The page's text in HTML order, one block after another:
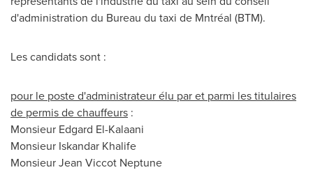
d'administration du Bureau du taxi de Mntréal (BTM).
Les candidats sont :
pour le poste d'administrateur élu par et parmi les titulaires
de permis de chauffeurs :
Monsieur Edgard El-Kalaani
Monsieur Iskandar Khalife
Monsieur Jean Viccot Neptune